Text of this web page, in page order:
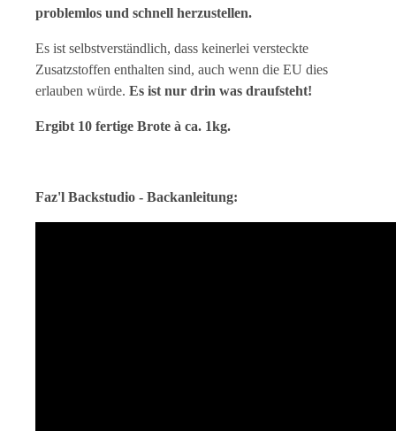
problemlos und schnell herzustellen.
Es ist selbstverständlich, dass keinerlei versteckte
Zusatzstoffen enthalten sind, auch wenn die EU dies
erlauben würde. Es ist nur drin was draufsteht!
Ergibt 10 fertige Brote à ca. 1kg.
Faz'l Backstudio - Backanleitung: